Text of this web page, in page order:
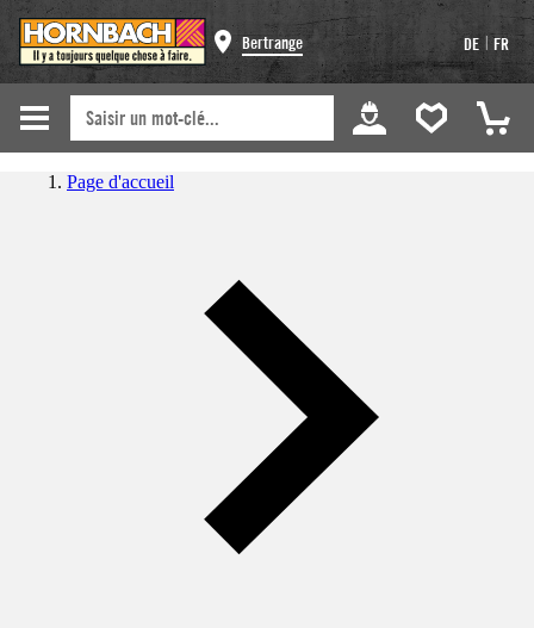
Bertrange DE | FR
Page d'accueil